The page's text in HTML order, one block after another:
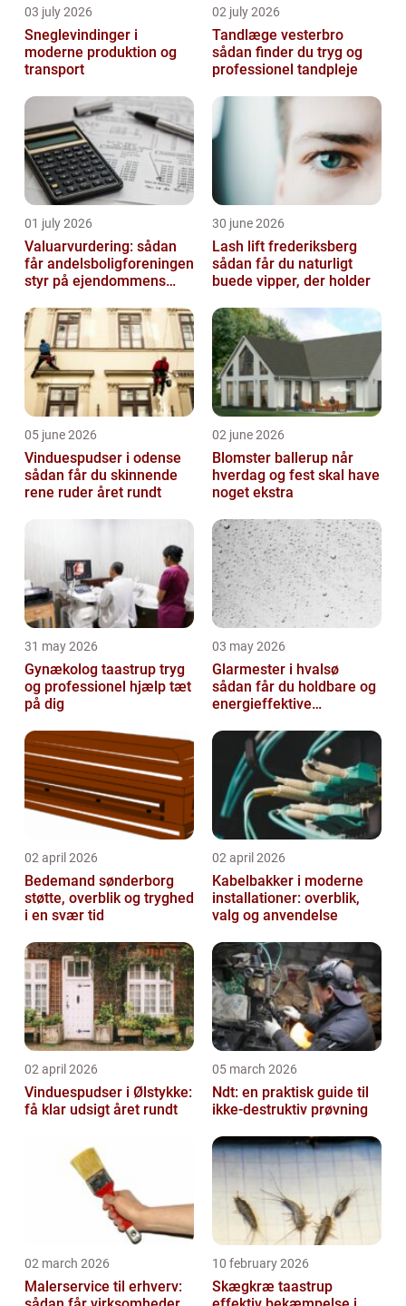
03 july 2026
Sneglevindinger i
moderne produktion og
transport
02 july 2026
Tandlæge vesterbro
sådan finder du tryg og
professionel tandpleje
01 july 2026
Valuarvurdering: sådan
får andelsboligforeningen
styr på ejendommens
30 june 2026
Lash lift frederiksberg
sådan får du naturligt
buede vipper, der holder
05 june 2026
Vinduespudser i odense
sådan får du skinnende
rene ruder året rundt
02 june 2026
Blomster ballerup når
hverdag og fest skal have
noget ekstra
31 may 2026
Gynækolog taastrup tryg
og professionel hjælp tæt
på dig
03 may 2026
Glarmester i hvalsø
sådan får du holdbare og
energieffektive
02 april 2026
Bedemand sønderborg
støtte, overblik og tryghed
i en svær tid
02 april 2026
Kabelbakker i moderne
installationer: overblik,
valg og anvendelse
02 april 2026
Vinduespudser i Ølstykke:
få klar udsigt året rundt
05 march 2026
Ndt: en praktisk guide til
ikke-destruktiv prøvning
02 march 2026
Malerservice til erhverv:
10 february 2026
Skægkræ taastrup